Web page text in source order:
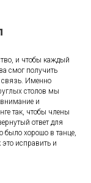
и чтобы каждый
смог получить
связь. Именно
столов мы
и
так, чтобы члены
ответ для
было хорошо в танце,
это исправить и